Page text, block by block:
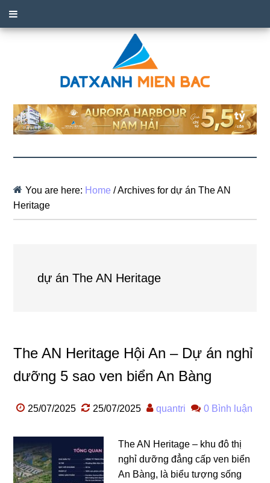
You are here: Home /Archives for dự án The AN
Heritage
dự án The AN Heritage
The AN Heritage Hội An – Dự án nghỉ
dưỡng 5 sao ven biển An Bàng
25/07/2025 25/07/2025 quantri 0 Bình luận
The AN Heritage – khu đô thị
nghỉ dưỡng đẳng cấp ven biển
An Bàng, là biểu tượng sống